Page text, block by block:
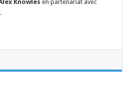
Knowles en partenariat avec
.